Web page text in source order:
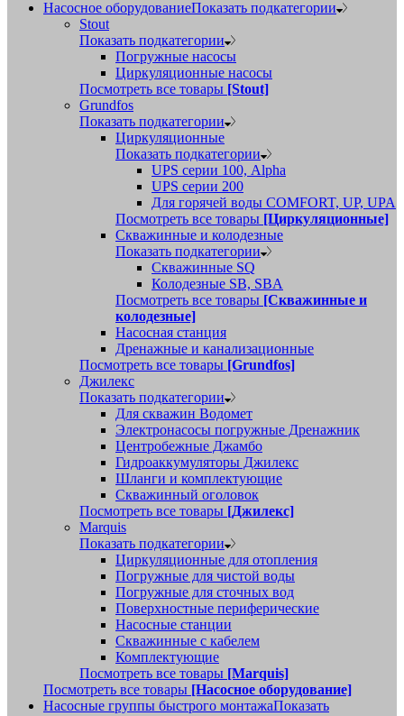
Насосное оборудованиеПоказать подкатегории
Stout
Показать подкатегории
Погружные насосы
Циркуляционные насосы
Посмотреть все товары [Stout]
Grundfos
Показать подкатегории
Циркуляционные
Показать подкатегории
UPS серии 100, Alpha
UPS серии 200
Для горячей воды COMFORT, UP, UPA
Посмотреть все товары [Циркуляционные]
Скважинные и колодезные
Показать подкатегории
Скважинные SQ
Колодезные SB, SBA
Посмотреть все товары [Скважинные и
колодезные]
Насосная станция
Дренажные и канализационные
Посмотреть все товары [Grundfos]
Джилекс
Показать подкатегории
Для скважин Водомет
Электронасосы погружные Дренажник
Центробежные Джамбо
Гидроаккумуляторы Джилекс
Шланги и комплектующие
Скважинный оголовок
Посмотреть все товары [Джилекс]
Marquis
Показать подкатегории
Циркуляционные для отопления
Погружные для чистой воды
Погружные для сточных вод
Поверхностные периферические
Насосные станции
Скважинные с кабелем
Комплектующие
Посмотреть все товары [Marquis]
Посмотреть все товары [Насосное оборудование]
Насосные группы быстрого монтажаПоказать